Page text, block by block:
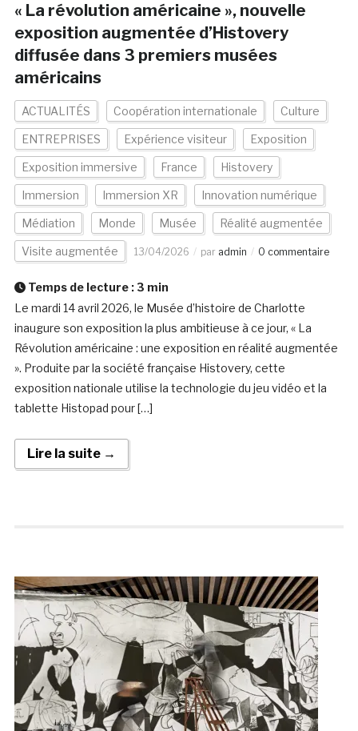
« La révolution américaine », nouvelle
exposition augmentée d’Histovery
diffusée dans 3 premiers musées
américains
ACTUALITÉS Coopération internationale Culture
ENTREPRISES Expérience visiteur Exposition
Exposition immersive France Histovery
Immersion Immersion XR Innovation numérique
Médiation Monde Musée Réalité augmentée
Visite augmentée 13/04/2026 par admin 0 commentaire
Temps de lecture : 3 min
Le mardi 14 avril 2026, le Musée d’histoire de Charlotte
inaugure son exposition la plus ambitieuse à ce jour, « La
Révolution américaine : une exposition en réalité augmentée
». Produite par la société française Histovery, cette
exposition nationale utilise la technologie du jeu vidéo et la
tablette Histopad pour […]
Lire la suite →